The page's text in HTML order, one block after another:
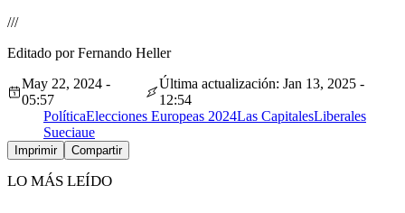
///
Editado por Fernando Heller
May 22, 2024 -
05:57
Última actualización: Jan 13, 2025 -
12:54
PolíticaElecciones Europeas 2024Las CapitalesLiberales
Sueciaue
Imprimir Compartir
LO MÁS LEÍDO